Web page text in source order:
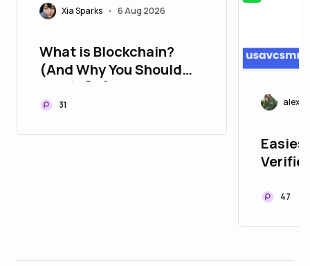
Xia Sparks • 6 Aug 2026
What is Blockchain?
(And Why You Should
Care) 🧠🔗
31
47